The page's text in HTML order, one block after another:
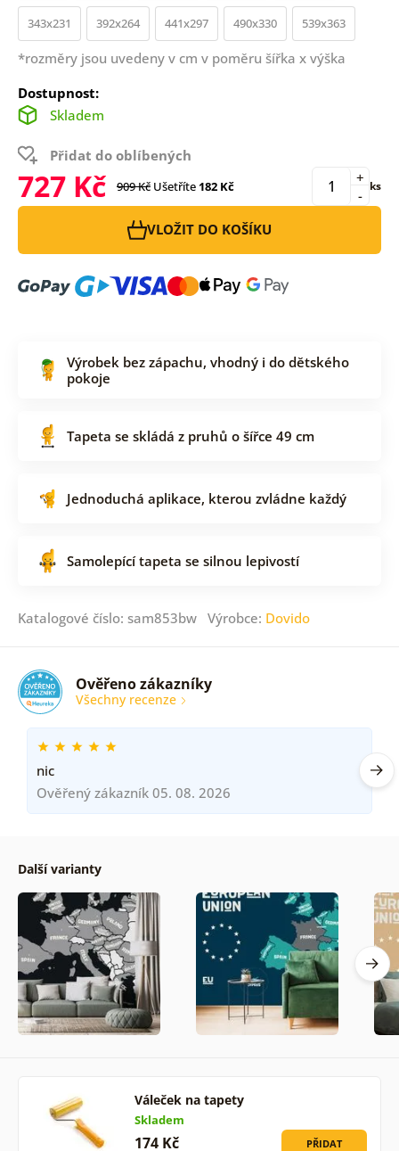
343x231 392x264 441x297 490x330 539x363
*rozměry jsou uvedeny v cm v poměru šířka x výška
Dostupnost:
Skladem
Přidat do oblíbených
727 Kč 909 Kč Ušetříte182 Kč -
+ ks
VLOŽIT DO KOŠÍKU
Výrobek bez zápachu, vhodný i do dětského
pokoje
Tapeta se skládá z pruhů o šířce 49 cm
Jednoduchá aplikace, kterou zvládne každý
Samolepící tapeta se silnou lepivostí
Katalogové číslo: sam853bw Výrobce: Dovido
Ověřeno zákazníky
Všechny recenze
nic
Ověřený zákazník 05. 08. 2026
Další varianty
Váleček na tapety
Skladem
174 Kč PŘIDAT